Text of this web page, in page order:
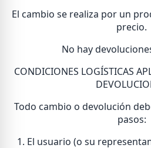
El cambio se realiza por un
precio.
No hay
CONDICIONES LOGÍSTICAS
Todo cambio o devolución
pasos:
1. El usuario (o su